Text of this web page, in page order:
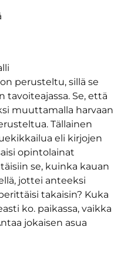
perusteltu, sillä se
tavoiteajassa. Se, että
muuttamalla harvaan
Tällainen
eli kirjojen
opintolainat
se, kuinka kauan
jottei anteeksi
takaisin? Kuka
ko. paikassa, vaikka
jokaisen asua